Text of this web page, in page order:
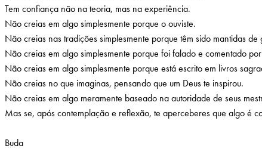
Tem confiança não na teoria, mas na experiência.
Não creias em algo simplesmente porque o ouviste.
Não creias nas tradições simplesmente porque têm sido mantidas
Não creias em algo simplesmente porque foi falado e comentado por
Não creias em algo simplesmente porque está escrito em livros
Não creias no que imaginas, pensando que um Deus te inspirou.
Não creias em algo meramente baseado na autoridade de seus
Mas se, após contemplação e reflexão, te aperceberes que algo é
Buda